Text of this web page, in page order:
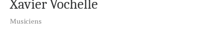
Xavier Vochelle
Musiciens